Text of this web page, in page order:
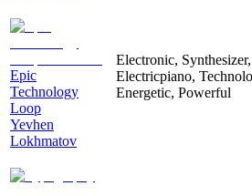
Epic
Technology
Loop
Yevhen
Lokhmatov
Electronic, Synthesizer,
Electricpiano,
Energetic, Powerful